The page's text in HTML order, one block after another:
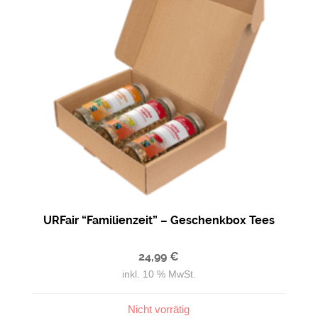
URFair “Familienzeit” – Geschenkbox Tees
24,99€
inkl. 10 % MwSt.
Nicht vorrätig